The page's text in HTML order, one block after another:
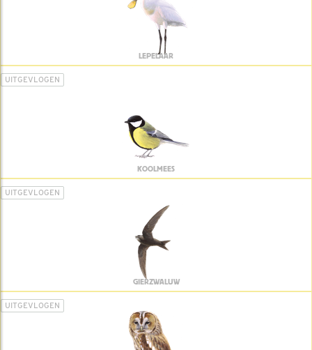
LEPELAAR
UITGEVLOGEN
KOOLMEES
UITGEVLOGEN
GIERZWALUW
UITGEVLOGEN